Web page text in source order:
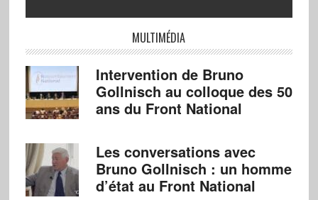
MULTIMÉDIA
Intervention de Bruno
Gollnisch au colloque des 50
ans du Front National
Les conversations avec
Bruno Gollnisch : un homme
d’état au Front National